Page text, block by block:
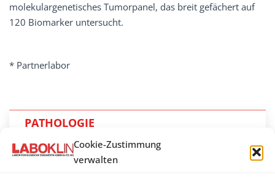
Cookie-Zustimmung
verwalten
molekulargenetisches Tumorpanel, das breit gefächert auf
120 Biomarker untersucht.
* Partnerlabor
PATHOLOGIE
Pathohistologie